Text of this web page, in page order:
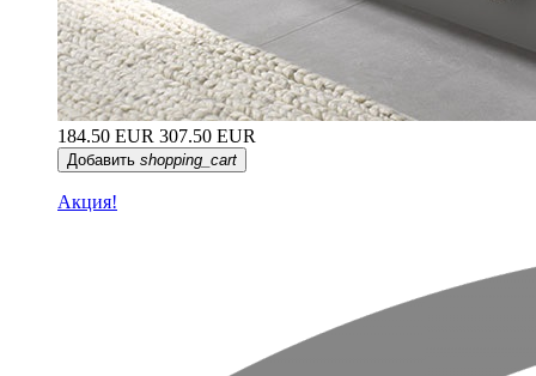
184.50 EUR 307.50 EUR
Добавить shopping_cart
Акция!